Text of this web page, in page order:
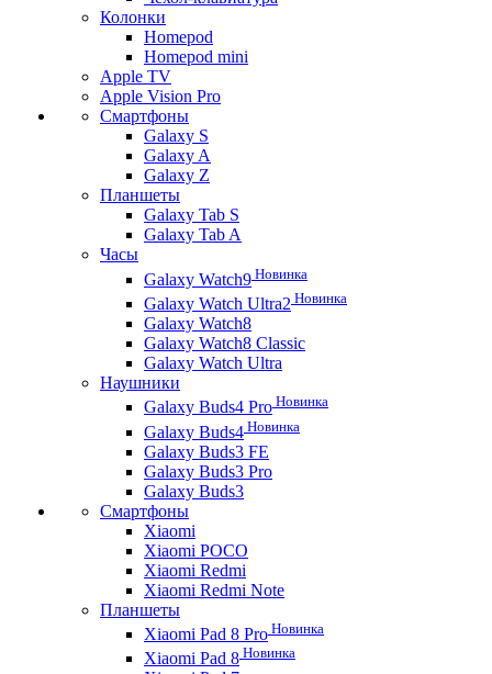
Колонки
Homepod
Homepod mini
Apple TV
Apple Vision Pro
Смартфоны
Galaxy S
Galaxy A
Galaxy Z
Планшеты
Galaxy Tab S
Galaxy Tab A
Часы
Galaxy Watch9 Новинка
Galaxy Watch Ultra2 Новинка
Galaxy Watch8
Galaxy Watch8 Classic
Galaxy Watch Ultra
Наушники
Galaxy Buds4 Pro Новинка
Galaxy Buds4 Новинка
Galaxy Buds3 FE
Galaxy Buds3 Pro
Galaxy Buds3
Смартфоны
Xiaomi
Xiaomi POCO
Xiaomi Redmi
Xiaomi Redmi Note
Планшеты
Xiaomi Pad 8 Pro Новинка
Xiaomi Pad 8 Новинка